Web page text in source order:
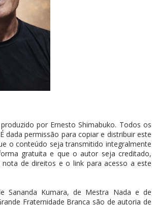
por Ernesto Shimabuko. Todos os
dada permissão para copiar e distribuir este
o conteúdo seja transmitido integralmente
gratuita e que o autor seja creditado,
nota de direitos e o link para acesso a este
Sananda Kumara, de Mestra Nada e de
Fraternidade Branca são de autoria de